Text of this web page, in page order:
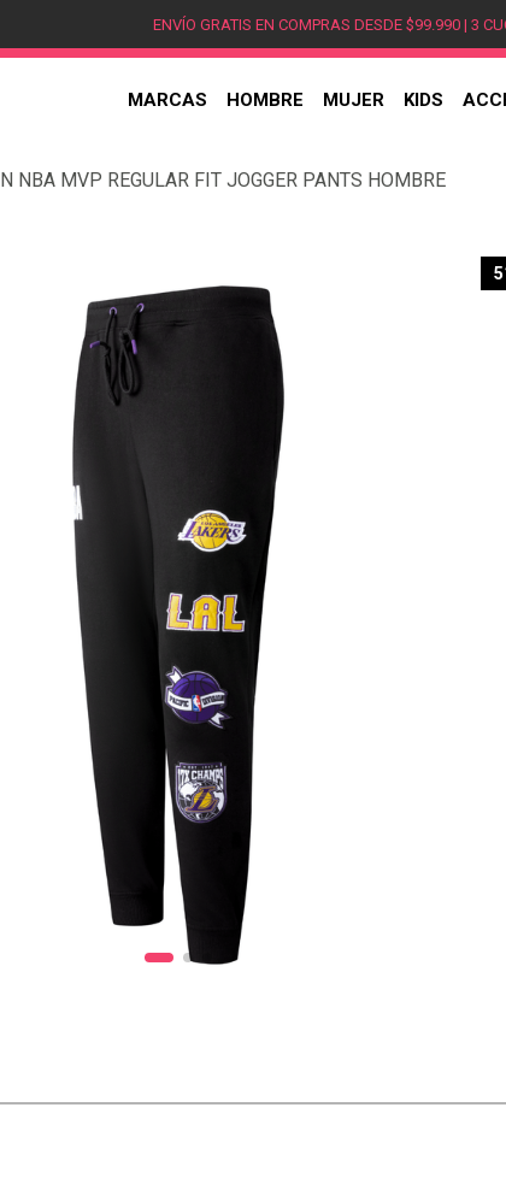
ENVÍO GRATIS EN COMPRAS DESDE $99.990 | 3
MARCAS HOMBRE MUJER KIDS
NBA MVP REGULAR FIT JOGGER PANTS HOMBRE
1.
hombre